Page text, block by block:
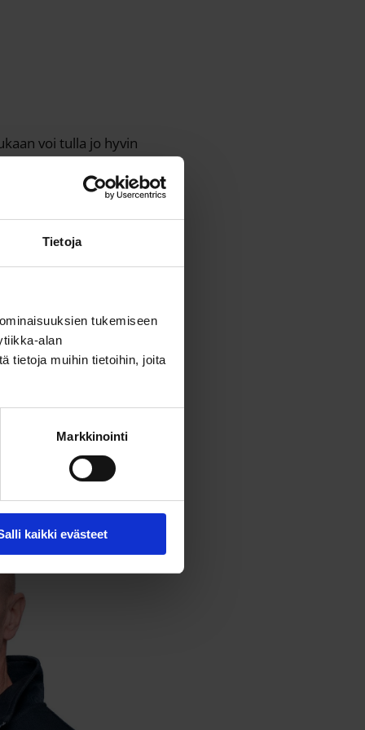
Tietoja
tukemiseen
alan
tietoja muihin tietoihin, joita
Markkinointi
kaikki evästeet
voi tulla jo hyvin
tuotteesta tai
kehitetään
tutkimuksen ja
tuotteesta tai
toimivuutta tai
seuraavaksi